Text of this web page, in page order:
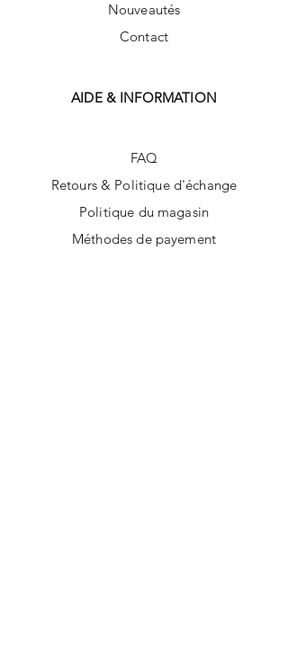
Nouveautés
Contact
AIDE & INFORMATION
FAQ
Retours & Politique d'échange
Politique du magasin
Méthodes de payement